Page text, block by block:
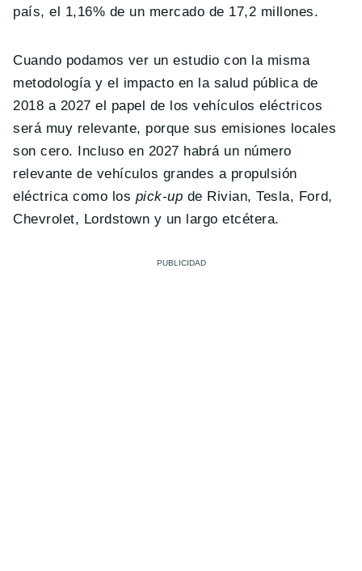
país, el 1,16% de un mercado de 17,2 millones.
Cuando podamos ver un estudio con la misma
metodología y el impacto en la salud pública de
2018 a 2027 el papel de los vehículos eléctricos
será muy relevante, porque sus emisiones locales
son cero. Incluso en 2027 habrá un número
relevante de vehículos grandes a propulsión
eléctrica como los pick-up de Rivian, Tesla, Ford,
Chevrolet, Lordstown y un largo etcétera.